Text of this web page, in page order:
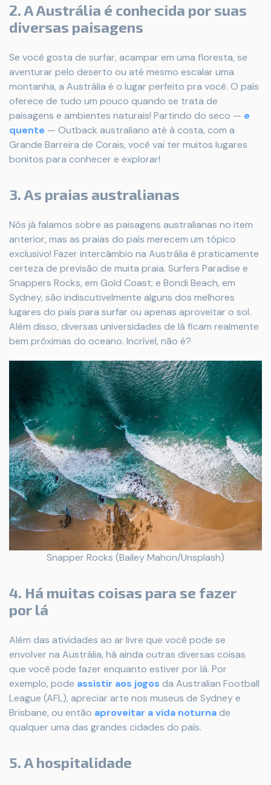
2. A Austrália é conhecida por suas
diversas paisagens
Se você gosta de surfar, acampar em uma floresta, se
aventurar pelo deserto ou até mesmo escalar uma
montanha, a Austrália é o lugar perfeito pra você. O país
oferece de tudo um pouco quando se trata de
paisagens e ambientes naturais! Partindo do seco — e
quente — Outback australiano até à costa, com a
Grande Barreira de Corais, você vai ter muitos lugares
bonitos para conhecer e explorar!
3. As praias australianas
Nós já falamos sobre as paisagens australianas no item
anterior, mas as praias do país merecem um tópico
exclusivo! Fazer intercâmbio na Austrália é praticamente
certeza de previsão de muita praia. Surfers Paradise e
Snappers Rocks, em Gold Coast; e Bondi Beach, em
Sydney, são indiscutivelmente alguns dos melhores
lugares do país para surfar ou apenas aproveitar o sol.
Além disso, diversas universidades de lá ficam realmente
bem próximas do oceano. Incrível, não é?
Snapper Rocks (Bailey Mahon/Unsplash)
4. Há muitas coisas para se fazer
por lá
Além das atividades ao ar livre que você pode se
envolver na Austrália, há ainda outras diversas coisas
que você pode fazer enquanto estiver por lá. Por
exemplo, pode assistir aos jogos da Australian Football
League (AFL), apreciar arte nos museus de Sydney e
Brisbane, ou então aproveitar a vida noturnade
qualquer uma das grandes cidades do país.
5. A hospitalidade